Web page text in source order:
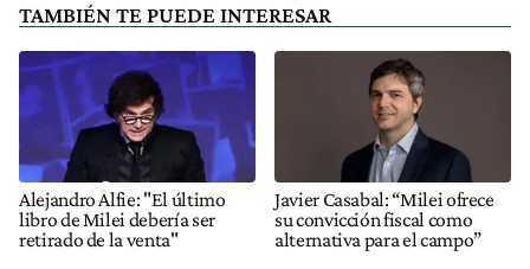
TAMBIÉN TE PUEDE INTERESAR
Alejandro Alfie: "El último
libro de Milei debería ser
retirado de la venta"
Javier Casabal: “Milei ofrece
su convicción fiscal como
alternativa para el campo”